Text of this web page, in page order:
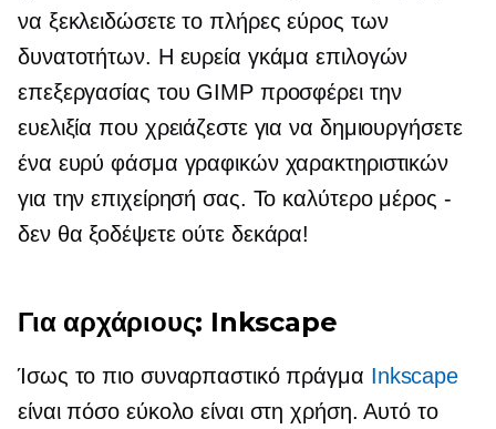
να ξεκλειδώσετε το πλήρες εύρος των
δυνατοτήτων. Η ευρεία γκάμα επιλογών
επεξεργασίας του GIMP προσφέρει την
ευελιξία που χρειάζεστε για να δημιουργήσετε
ένα ευρύ φάσμα γραφικών χαρακτηριστικών
για την επιχείρησή σας. Το καλύτερο μέρος -
δεν θα ξοδέψετε ούτε δεκάρα!
Για αρχάριους: Inkscape
Ίσως το πιο συναρπαστικό πράγμα Inkscape
είναι πόσο εύκολο είναι στη χρήση. Αυτό το